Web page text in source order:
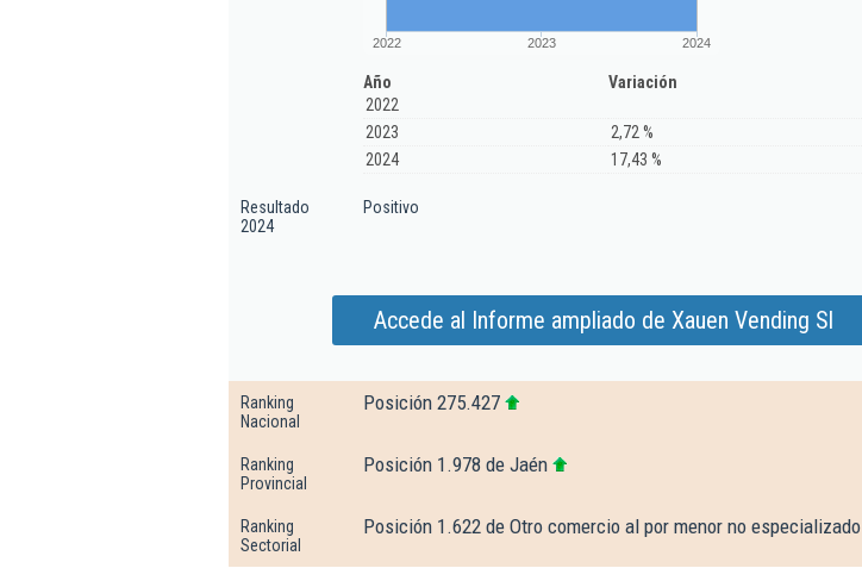
2022 2023 2024
Año
Variación
2022
2023
2,72 %
2024
17,43 %
Resultado
2024
Positivo
Accede al Informe ampliado de Xauen Vending Sl
Ranking
Nacional
Posición 275.427
Ranking
Provincial
Posición 1.978 de Jaén
Ranking
Sectorial
Posición 1.622 de Otro comercio al por menor no especializado